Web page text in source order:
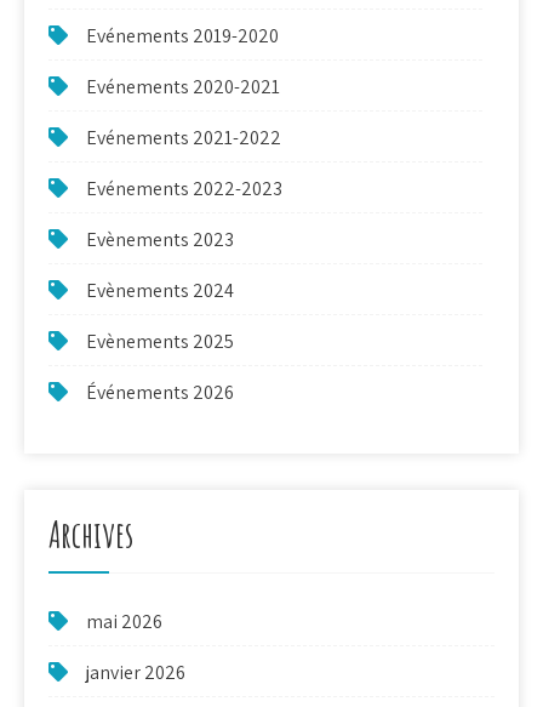
Evénements 2019-2020
Evénements 2020-2021
Evénements 2021-2022
Evénements 2022-2023
Evènements 2023
Evènements 2024
Evènements 2025
Événements 2026
Archives
mai 2026
janvier 2026